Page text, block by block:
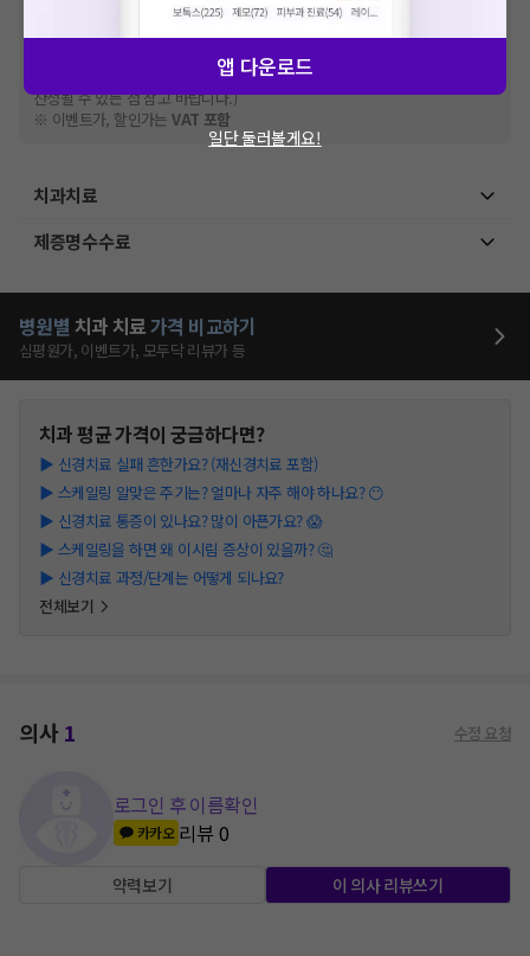
추가비용 등으로 실제 가격과 상이할 수 있으니, 정확
한 가격은 해당 의료기관에 직접 문의해주세요.
건강보험심사평가원에 고지되어 있는 급여 진료 기준 가
격입니다. (진료와 연관된 복합적인 비용이 추가되어, 병원마다 금액이 다르게
산정될 수 있는 점 참고 바랍니다.)
※ 이벤트가, 할인가는VAT 포함
치과치료
제증명수수료
병원별 치과 치료가격 비교하기
심평원가, 이벤트가, 모두닥 리뷰가 등
치과평균 가격이 궁금하다면?
▶ 신경치료 실패 흔한가요? (재신경치료 포함)
▶ 스케일링 알맞은 주기는? 얼마나 자주 해야 하나요? 😶
▶ 신경치료 통증이 있나요? 많이 아픈가요? 😱
▶ 스케일링을 하면 왜 이시림 증상이 있을까? 🤔
▶ 신경치료 과정/단계는 어떻게 되나요?
전체보기
의사1 수정 요청
로그인 후 이름확인
카카오 리뷰0
약력보기 이 의사 리뷰쓰기
앱 다운로드
일단 둘러볼게요!